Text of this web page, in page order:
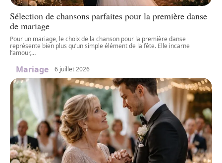
Sélection de chansons parfaites pour la première danse
de mariage
Pour un mariage, le choix de la chanson pour la première danse
représente bien plus qu’un simple élément de la fête. Elle incarne
l’amour,…
Mariage 6 juillet 2026